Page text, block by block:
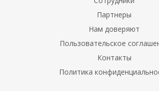
Партнеры
Нам доверяют
Пользовательское
Контакты
Политика